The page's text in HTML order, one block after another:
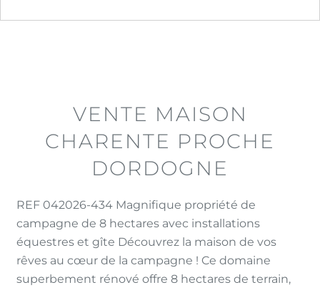
VENTE MAISON
CHARENTE PROCHE
DORDOGNE
REF 042026-434 Magnifique propriété de
campagne de 8 hectares avec installations
équestres et gîte Découvrez la maison de vos
rêves au cœur de la campagne ! Ce domaine
superbement rénové offre 8 hectares de terrain,